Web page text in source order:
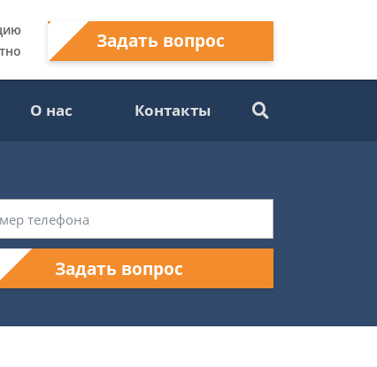
Задать вопрос
О нас Контакты
Задать вопрос